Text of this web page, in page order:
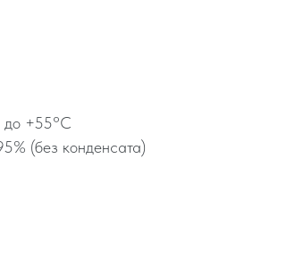
до +55°C
(без конденсата)